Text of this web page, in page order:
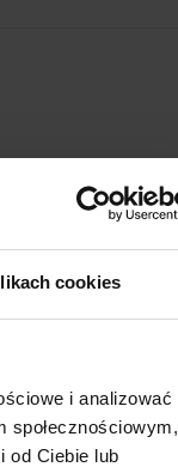
cookies
i analizować
społecznościowym,
od Ciebie lub